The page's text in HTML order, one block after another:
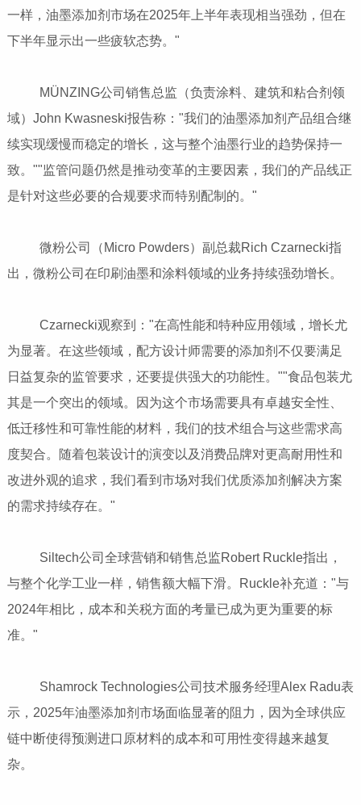
一样，油墨添加剂市场在2025年上半年表现相当强劲，但在
下半年显示出一些疲软态势。"
MÜNZING公司销售总监（负责涂料、建筑和粘合剂领
域）John Kwasneski报告称："我们的油墨添加剂产品组合继
续实现缓慢而稳定的增长，这与整个油墨行业的趋势保持一
致。""监管问题仍然是推动变革的主要因素，我们的产品线正
是针对这些必要的合规要求而特别配制的。"
微粉公司（Micro Powders）副总裁Rich Czarnecki指
出，微粉公司在印刷油墨和涂料领域的业务持续强劲增长。
Czarnecki观察到："在高性能和特种应用领域，增长尤
为显著。在这些领域，配方设计师需要的添加剂不仅要满足
日益复杂的监管要求，还要提供强大的功能性。""食品包装尤
其是一个突出的领域。因为这个市场需要具有卓越安全性、
低迁移性和可靠性能的材料，我们的技术组合与这些需求高
度契合。随着包装设计的演变以及消费品牌对更高耐用性和
改进外观的追求，我们看到市场对我们优质添加剂解决方案
的需求持续存在。"
Siltech公司全球营销和销售总监Robert Ruckle指出，
与整个化学工业一样，销售额大幅下滑。Ruckle补充道："与
2024年相比，成本和关税方面的考量已成为更为重要的标
准。"
Shamrock Technologies公司技术服务经理Alex Radu表
示，2025年油墨添加剂市场面临显著的阻力，因为全球供应
链中断使得预测进口原材料的成本和可用性变得越来越复
杂。